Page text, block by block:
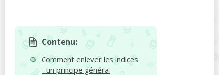
Contenu:
Comment enlever les indices
- un principe général